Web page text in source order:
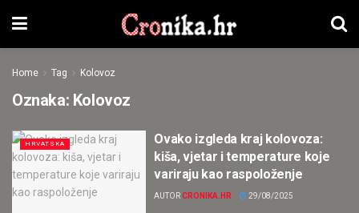
Home Tag Kolovoz
Oznaka: Kolovoz
HRVATSKA
Ovako izgleda kraj kolovoza:
kiša, vjetar i temperature koje
variraju kao raspoloženje
AUTORCRONIKA.HR 29/08/2025